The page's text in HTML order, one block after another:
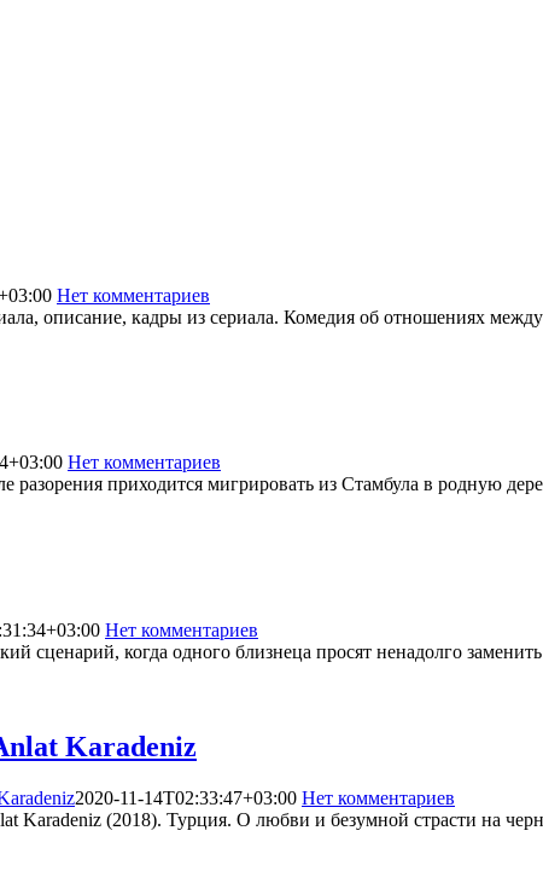
Нет комментариев
описание, кадры из сериала. Комедия об отношениях
Нет комментариев
приходится мигрировать из Стамбула в родную
Нет комментариев
сценарий, когда одного близнеца просят ненадолго
Karadeniz
2020-11-14T02:33:47+03:00 Нет комментариев
(2018). Турция. О любви и безумной страсти на